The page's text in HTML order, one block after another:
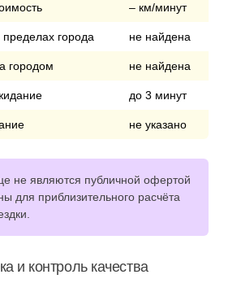
– км/минут
города не найдена
городом не найдена
до 3 минут
не указано
не являются публичной офертой
для приблизительного расчёта
и контроль качества